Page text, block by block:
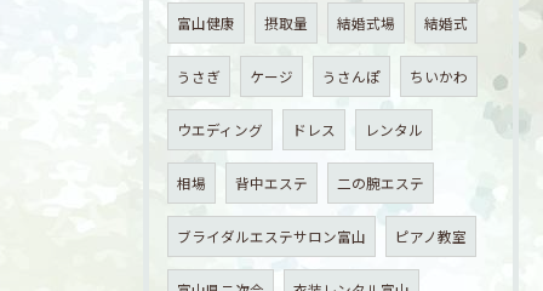
富山健康 摂取量 結婚式場 結婚式
うさぎ ケージ うさんぽ ちいかわ
ウエディング ドレス レンタル
相場 背中エステ 二の腕エステ
ブライダルエステサロン富山 ピアノ教室